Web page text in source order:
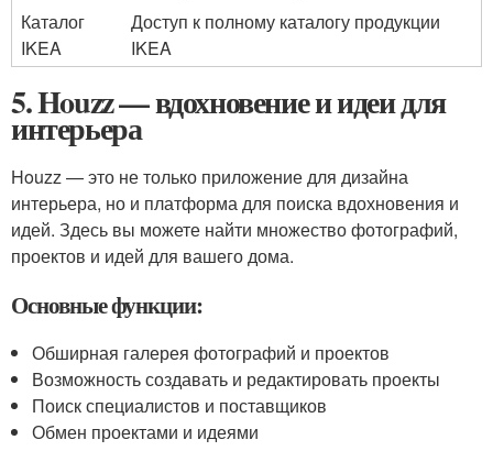
Каталог
IKEA
Доступ к полному каталогу продукции
IKEA
5. Houzz — вдохновение и идеи для
интерьера
Houzz — это не только приложение для дизайна
интерьера, но и платформа для поиска вдохновения и
идей. Здесь вы можете найти множество фотографий,
проектов и идей для вашего дома.
Основные функции:
Обширная галерея фотографий и проектов
Возможность создавать и редактировать проекты
Поиск специалистов и поставщиков
Обмен проектами и идеями